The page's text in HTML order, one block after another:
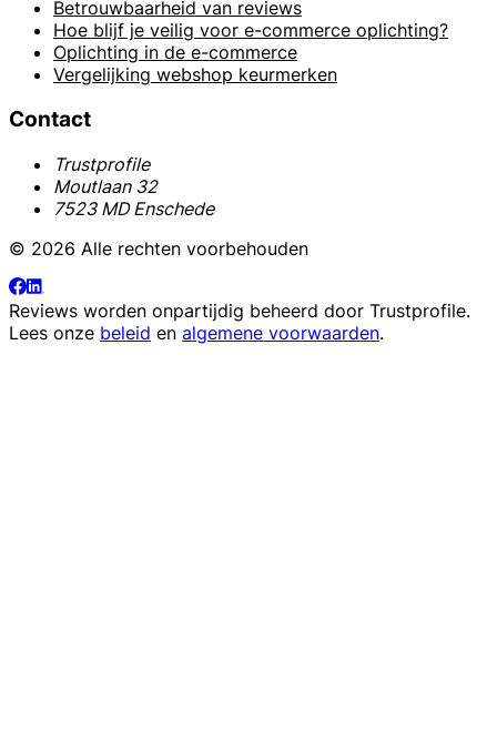
Betrouwbaarheid van reviews
Hoe blijf je veilig voor e-commerce oplichting?
Oplichting in de e-commerce
Vergelijking webshop keurmerken
Contact
Trustprofile
Moutlaan 32
7523 MD Enschede
© 2026 Alle rechten voorbehouden
Reviews worden onpartijdig beheerd door Trustprofile.
Lees onze beleid en algemene voorwaarden.